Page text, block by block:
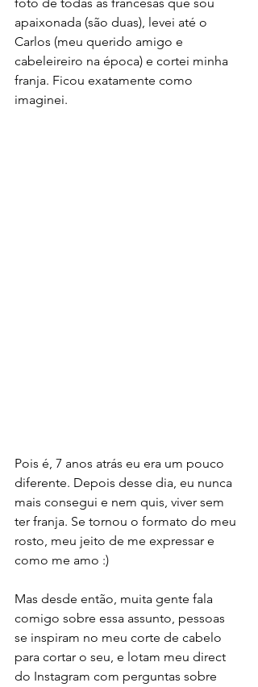
apaixonada (são duas), levei até o
Carlos (meu querido amigo e
cabeleireiro na época) e cortei minha
franja. Ficou exatamente como
imaginei.
Pois é, 7 anos atrás eu era um pouco
diferente. Depois desse dia, eu nunca
mais consegui e nem quis, viver sem
ter franja. Se tornou o formato do meu
rosto, meu jeito de me expressar e
como me amo :)
Mas desde então, muita gente fala
comigo sobre essa assunto, pessoas
se inspiram no meu corte de cabelo
para cortar o seu, e lotam meu direct
do Instagram com perguntas sobre